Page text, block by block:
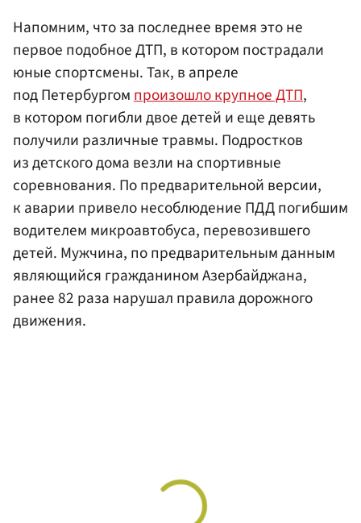
Напомним, что за последнее время это не
первое подобное ДТП, в котором пострадали
юные спортсмены. Так, в апреле
под Петербургомпроизошло крупное ДТП,
в котором погибли двое детей и еще девять
получили различные травмы. Подростков
из детского дома везли на спортивные
соревнования. По предварительной версии,
к аварии привело несоблюдение ПДД погибшим
водителем микроавтобуса, перевозившего
детей. Мужчина, по предварительным данным
являющийся гражданином Азербайджана,
ранее 82 раза нарушал правила дорожного
движения.